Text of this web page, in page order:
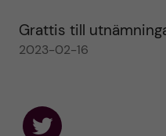
Grattis till
2023-02-16